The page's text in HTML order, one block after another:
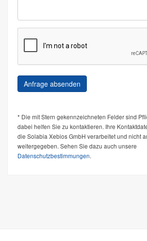
* Die mit Stern gekennzeichneten Felder sind
dabei helfen Sie zu kontaktieren. Ihre
die Solabia Xebios GmbH verarbeitet und nicht
weitergegeben. Sehen Sie dazu auch unsere
Datenschutzbestimmungen.